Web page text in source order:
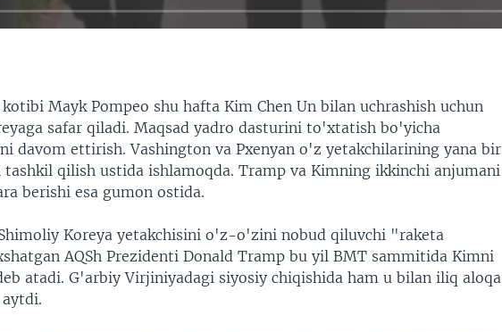
kotibi Mayk Pompeo shu hafta Kim Chen Un bilan uchrashish uchun
safar qiladi. Maqsad yadro dasturini to'xtatish bo'yicha
davom ettirish. Vashington va Pxenyan o'z yetakchilarining yana bir
tashkil qilish ustida ishlamoqda. Tramp va Kimning ikkinchi anjumani
berishi esa gumon ostida.
Koreya yetakchisini o'z-o'zini nobud qiluvchi "raketa
AQSh Prezidenti Donald Tramp bu yil BMT sammitida Kimni
atadi. G'arbiy Virjiniyadagi siyosiy chiqishida ham u bilan iliq aloqa